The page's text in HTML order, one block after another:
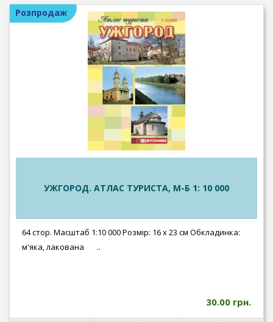
Розпродаж
УЖГОРОД. АТЛАС ТУРИСТА, М-Б 1: 10 000
64 стор. Масштаб 1:10 000 Розмір: 16 x 23 см Обкладинка:
м'яка, лакована ..
30.00 грн.